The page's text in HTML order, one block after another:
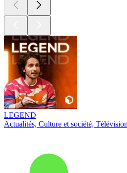
LEGEND
Actualités, Culture et société,